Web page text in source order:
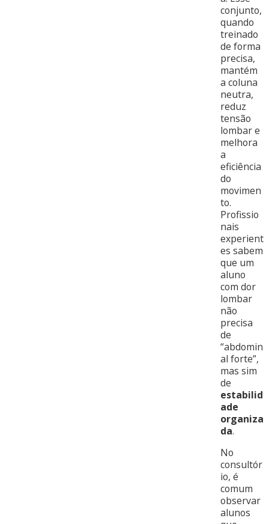
conjunto,
quando
treinado
de forma
precisa,
mantém
a coluna
neutra,
reduz
tensão
lombar e
melhora
a
eficiência
do
movimen
to.
Profissio
nais
experient
es sabem
que um
aluno
com dor
lombar
não
precisa
de
“abdomin
al forte”,
mas sim
de
estabilid
ade
organiza
da.
No
consultór
io, é
comum
observar
alunos